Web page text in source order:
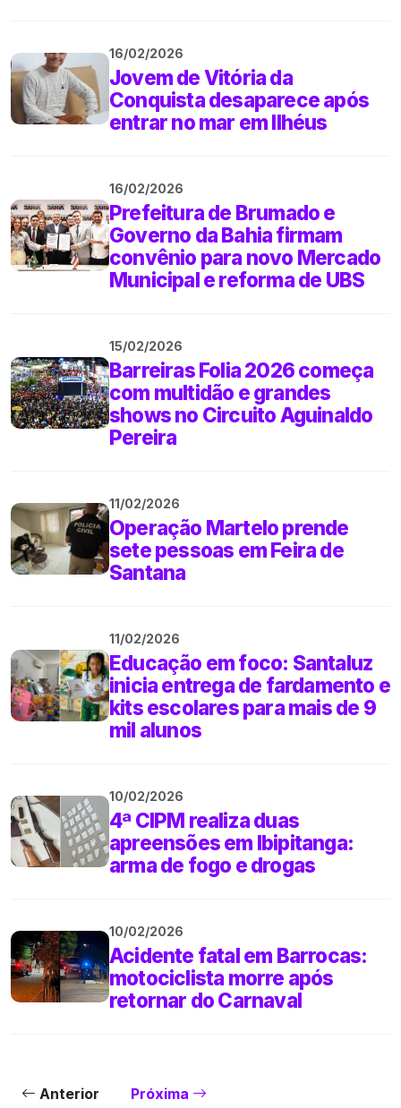
16/02/2026
Jovem de Vitória da
Conquista desaparece após
entrar no mar em Ilhéus
16/02/2026
Prefeitura de Brumado e
Governo da Bahia firmam
convênio para novo Mercado
Municipal e reforma de UBS
15/02/2026
Barreiras Folia 2026 começa
com multidão e grandes
shows no Circuito Aguinaldo
Pereira
11/02/2026
Operação Martelo prende
sete pessoas em Feira de
Santana
11/02/2026
Educação em foco: Santaluz
inicia entrega de fardamento e
kits escolares para mais de 9
mil alunos
10/02/2026
4ª CIPM realiza duas
apreensões em Ibipitanga:
arma de fogo e drogas
10/02/2026
Acidente fatal em Barrocas:
motociclista morre após
retornar do Carnaval
Anterior Próxima